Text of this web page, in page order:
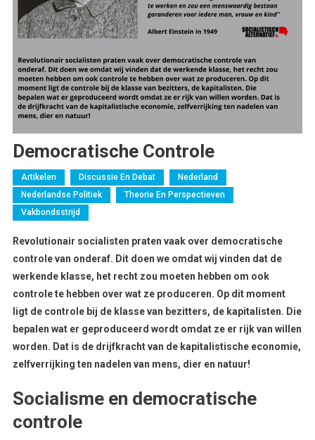
Democratische Controle
Artikelen Discussie En Debat
Nederland
Nederlandse Politiek
Theorie En Perspectieven
Vakbondsstrijd
Revolutionair socialisten praten vaak over democratische
controle van onderaf. Dit doen we omdat wij vinden dat de
werkende klasse, het recht zou moeten hebben om ook
controle te hebben over wat ze produceren. Op dit moment
ligt de controle bij de klasse van bezitters, de kapitalisten. Die
bepalen wat er geproduceerd wordt omdat ze er rijk van willen
worden. Dat is de drijfkracht van de kapitalistische economie,
zelfverrijking ten nadelen van mens, dier en natuur!
Socialisme en democratische
controle